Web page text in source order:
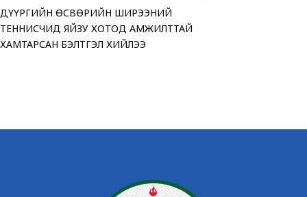
ДҮҮРГИЙН ӨСВӨРИЙН ШИРЭЭНИЙ
ТЕННИСЧИД ЯЙЗУ ХОТОД АМЖИЛТТАЙ
ХАМТАРСАН БЭЛТГЭЛ ХИЙЛЭЭ